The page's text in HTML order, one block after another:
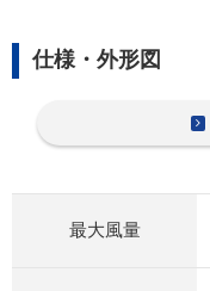
仕様・外形図
最大風量